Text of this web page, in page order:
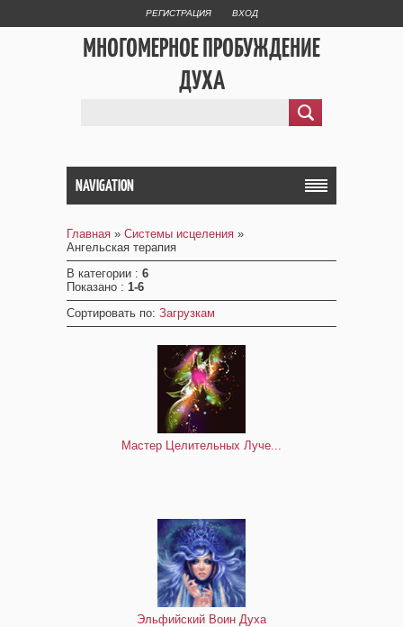
РЕГИСТРАЦИЯ ВХОД
МНОГОМЕРНОЕ ПРОБУЖДЕНИЕ
ДУХА
NAVIGATION
Главная » Системы исцеления »
Ангельская терапия
В категории : 6
Показано : 1-6
Сортировать по: Загрузкам
Мастер Целительных Луче...
Эльфийский Воин Духа